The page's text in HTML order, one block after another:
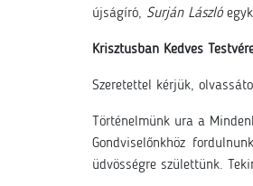
újságíró, Surján László
Krisztusban Kedves
Szeretettel kérjük,
Történelmünk ura a
Gondviselőnkhöz
üdvösségre születtünk.